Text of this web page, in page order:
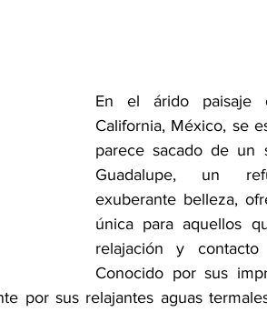
En el árido paisaje
California, México, se
parece sacado de un
Guadalupe, un
exuberante belleza,
única para aquellos
relajación y
Conocido por sus
por sus relajantes aguas